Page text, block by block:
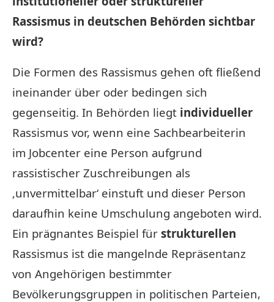
Rassismus in deutschen Behörden sichtbar
wird?
Die Formen des Rassismus gehen oft fließend
ineinander über oder bedingen sich
gegenseitig. In Behörden liegt individueller
Rassismus vor, wenn eine Sachbearbeiterin
im Jobcenter eine Person aufgrund
rassistischer Zuschreibungen als
‚unvermittelbar‘ einstuft und dieser Person
daraufhin keine Umschulung angeboten wird.
Ein prägnantes Beispiel für strukturellen
Rassismus ist die mangelnde Repräsentanz
von Angehörigen bestimmter
Bevölkerungsgruppen in politischen Parteien,